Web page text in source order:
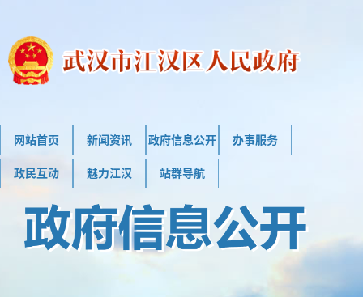
网站首页 新闻资讯 政府信息公开 办事服务
政民互动 魅力江汉 站群导航